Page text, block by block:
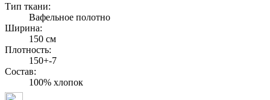
Тип ткани:
Вафельное полотно
Ширина:
150 см
Плотность:
150+-7
Состав:
100% хлопок